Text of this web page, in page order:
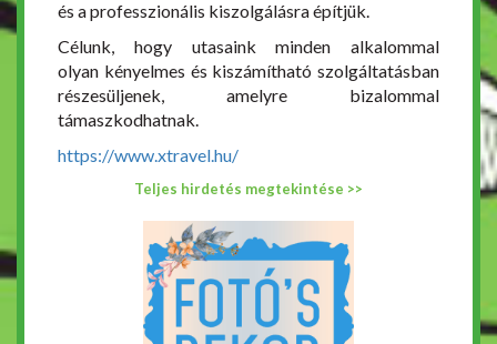
és a professzionális kiszolgálásra építjük.
Célunk, hogy utasaink minden alkalommal
olyan kényelmes és kiszámítható szolgáltatásban
részesüljenek, amelyre bizalommal
támaszkodhatnak.
https://www.xtravel.hu/
Teljes hirdetés megtekintése >>